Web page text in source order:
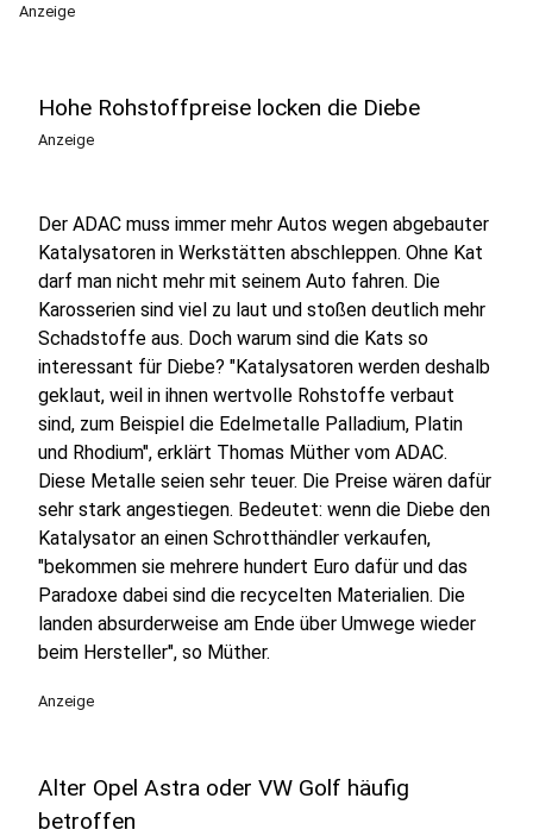
Anzeige
Hohe Rohstoffpreise locken die Diebe
Anzeige
Der ADAC muss immer mehr Autos wegen abgebauter
Katalysatoren in Werkstätten abschleppen. Ohne Kat
darf man nicht mehr mit seinem Auto fahren. Die
Karosserien sind viel zu laut und stoßen deutlich mehr
Schadstoffe aus. Doch warum sind die Kats so
interessant für Diebe? "Katalysatoren werden deshalb
geklaut, weil in ihnen wertvolle Rohstoffe verbaut
sind, zum Beispiel die Edelmetalle Palladium, Platin
und Rhodium", erklärt Thomas Müther vom ADAC.
Diese Metalle seien sehr teuer. Die Preise wären dafür
sehr stark angestiegen. Bedeutet: wenn die Diebe den
Katalysator an einen Schrotthändler verkaufen,
"bekommen sie mehrere hundert Euro dafür und das
Paradoxe dabei sind die recycelten Materialien. Die
landen absurderweise am Ende über Umwege wieder
beim Hersteller", so Müther.
Anzeige
Alter Opel Astra oder VW Golf häufig
betroffen